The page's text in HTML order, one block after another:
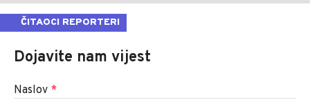
ČITAOCI REPORTERI
Dojavite nam vijest
Naslov *